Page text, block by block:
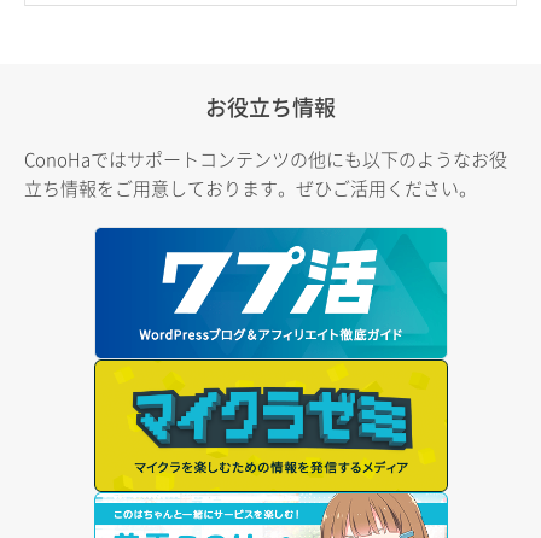
お役立ち情報
ConoHaではサポートコンテンツの他にも以下のようなお役
立ち情報をご用意しております。ぜひご活用ください。